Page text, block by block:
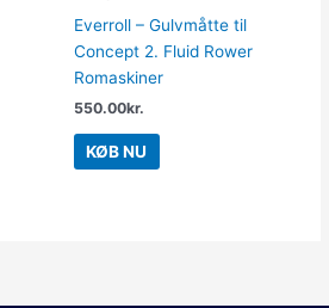
Everroll – Gulvmåtte til
Concept 2. Fluid Rower
Romaskiner
550.00kr.
KØB NU